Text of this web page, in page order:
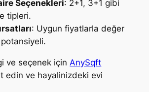
Seçenekleri: 2+1, 3+1 gibi
tipleri.
: Uygun fiyatlarla değer
ve seçenek için AnySqft
edin ve hayalinizdeki evi